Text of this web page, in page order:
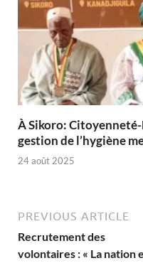
À Sikoro:
gestion de l’hygiène
24 août 2025
PREVIOUS ARTICLE
Recrutement des
volontaires : « La nation